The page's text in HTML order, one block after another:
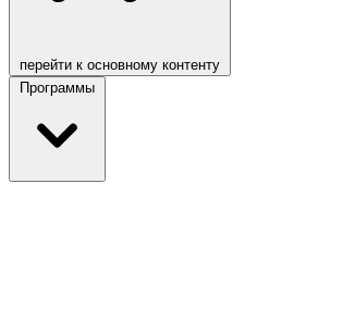
перейти к основному контенту
Программы